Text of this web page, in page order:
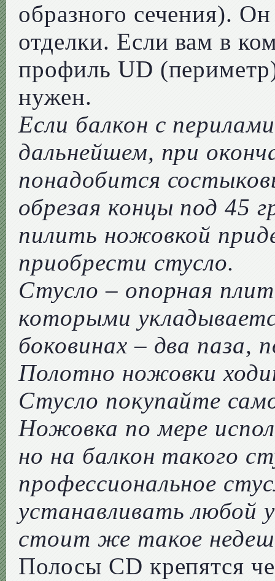
образного сечения).
отделки. Если вам в
профиль UD
нужен.
Если балкон с
дальнейшем, при
понадобится
обрезая концы под 45
пилить ножовкой
приобрести стусло.
Стусло – опорная
которыми
боковинах – два паза,
Полотно ножовки
Стусло покупайте
Ножовка по мере
но на балкон такого
профессиональное
устанавливать любой
стоит же такое
Полосы CD крепятся